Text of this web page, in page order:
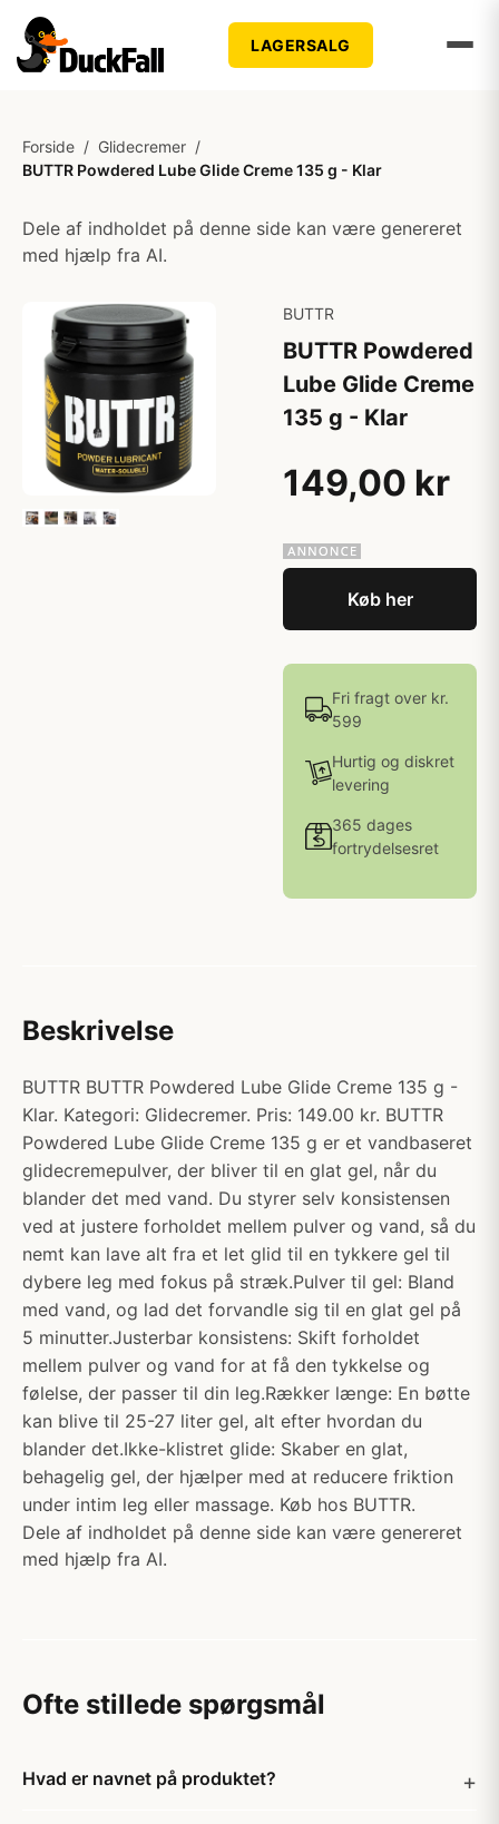
LAGERSALG
Forside / Glidecremer /
BUTTR Powdered Lube Glide Creme 135 g - Klar
Dele af indholdet på denne side kan være genereret
med hjælp fra AI.
BUTTR
BUTTR Powdered
Lube Glide Creme
135 g - Klar
149,00 kr
Køb her
Fri fragt over kr.
599
Hurtig og diskret
levering
365 dages
fortrydelsesret
Beskrivelse
BUTTR BUTTR Powdered Lube Glide Creme 135 g -
Klar. Kategori: Glidecremer. Pris: 149.00 kr. BUTTR
Powdered Lube Glide Creme 135 g er et vandbaseret
glidecremepulver, der bliver til en glat gel, når du
blander det med vand. Du styrer selv konsistensen
ved at justere forholdet mellem pulver og vand, så du
nemt kan lave alt fra et let glid til en tykkere gel til
dybere leg med fokus på stræk.Pulver til gel: Bland
med vand, og lad det forvandle sig til en glat gel på
5 minutter.Justerbar konsistens: Skift forholdet
mellem pulver og vand for at få den tykkelse og
følelse, der passer til din leg.Rækker længe: En bøtte
kan blive til 25-27 liter gel, alt efter hvordan du
blander det.Ikke-klistret glide: Skaber en glat,
behagelig gel, der hjælper med at reducere friktion
under intim leg eller massage. Køb hos BUTTR.
Dele af indholdet på denne side kan være genereret
med hjælp fra AI.
Ofte stillede spørgsmål
Hvad er navnet på produktet?